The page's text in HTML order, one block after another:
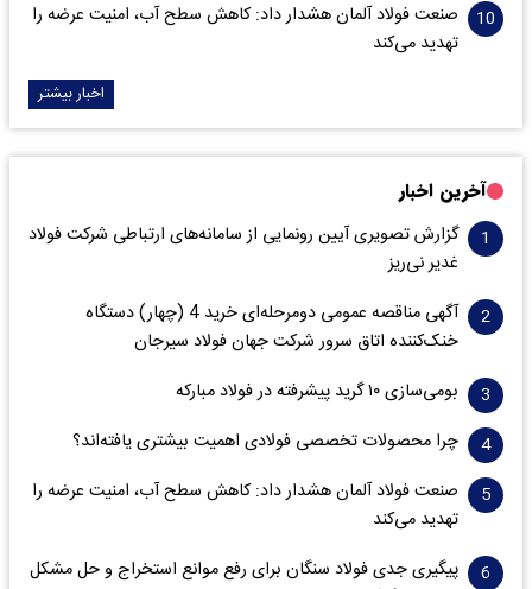
صنعت فولاد آلمان هشدار داد: کاهش سطح آب، امنیت عرضه را
تهدید می‌کند
اخبار بیشتر
آخرین اخبار
گزارش تصویری آیین رونمایی از سامانه‌های ارتباطی شرکت فولاد
غدیر نی‌ریز
آگهی مناقصه عمومی دومرحله‌ای خرید 4 (چهار) دستگاه
خنک‌کننده اتاق سرور شرکت جهان فولاد سیرجان
بومی‌سازی ۱۰ گرید پیشرفته در فولاد مبارکه
چرا محصولات تخصصی فولادی اهمیت بیشتری یافته‌اند؟
صنعت فولاد آلمان هشدار داد: کاهش سطح آب، امنیت عرضه را
تهدید می‌کند
پیگیری جدی فولاد سنگان برای رفع موانع استخراج و حل مشکل